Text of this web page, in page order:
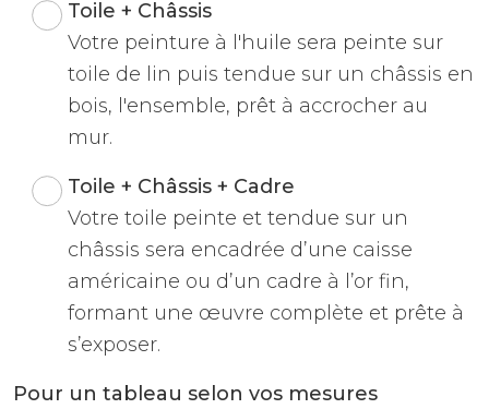
Toile + Châssis
Votre peinture à l'huile sera peinte sur
toile de lin puis tendue sur un châssis en
bois, l'ensemble, prêt à accrocher au
mur.
Toile + Châssis + Cadre
Votre toile peinte et tendue sur un
châssis sera encadrée d’une caisse
américaine ou d’un cadre à l’or fin,
formant une œuvre complète et prête à
s’exposer.
Pour un tableau selon vos mesures